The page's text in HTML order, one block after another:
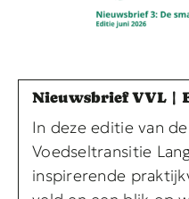
Nieuwsbrief VVL |
In deze editie van
Voedseltransitie
inspirerende